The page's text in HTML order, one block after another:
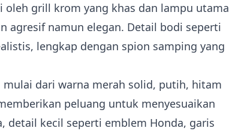
grill krom yang khas dan lampu utama
agresif namun elegan. Detail bodi seperti
lengkap dengan spion samping yang
dari warna merah solid, putih, hitam
peluang untuk menyesuaikan
detail kecil seperti emblem Honda, garis